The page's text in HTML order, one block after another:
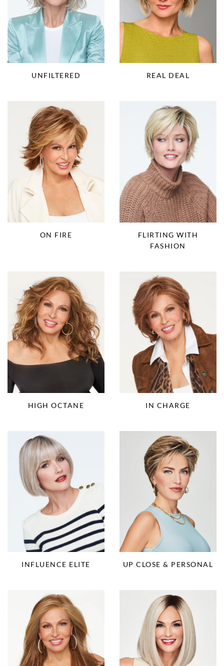
UNFILTERED REAL DEAL
ON FIRE
FLIRTING WITH
FASHION
HIGH OCTANE IN CHARGE
INFLUENCE ELITE UP CLOSE & PERSONAL